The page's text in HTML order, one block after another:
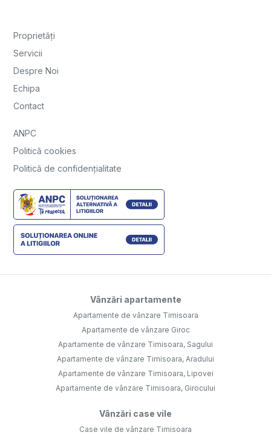
Proprietăți
Servicii
Despre Noi
Echipa
Contact
ANPC
Politică cookies
Politică de confidențialitate
Vânzări apartamente
Apartamente de vânzare Timisoara
Apartamente de vânzare Giroc
Apartamente de vânzare Timisoara, Sagului
Apartamente de vânzare Timisoara, Aradului
Apartamente de vânzare Timisoara, Lipovei
Apartamente de vânzare Timisoara, Girocului
Vânzări case vile
Case vile de vânzare Timisoara